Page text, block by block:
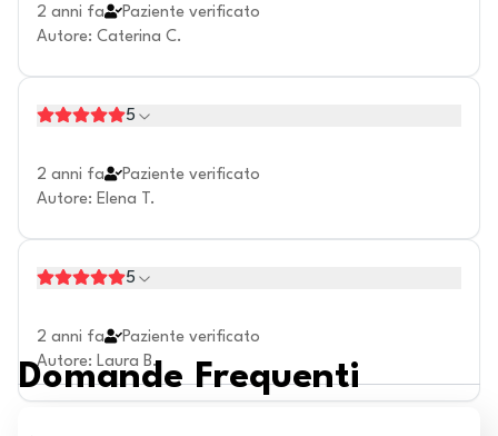
2 anni fa
Paziente verificato
Autore: Caterina C.
5
2 anni fa
Paziente verificato
Autore: Elena T.
5
2 anni fa
Paziente verificato
Autore: Laura B.
Domande Frequenti